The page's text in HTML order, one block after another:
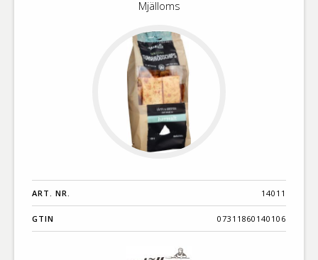
Mjälloms
ART. NR. 14011
GTIN 07311860140106